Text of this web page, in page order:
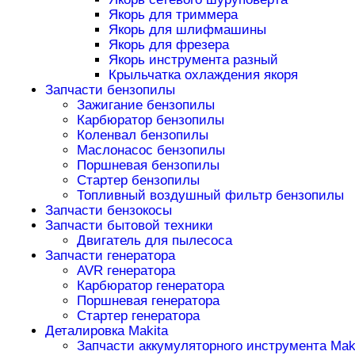
Якорь для триммера
Якорь для шлифмашины
Якорь для фрезера
Якорь инструмента разный
Крыльчатка охлаждения якоря
Запчасти бензопилы
Зажигание бензопилы
Карбюратор бензопилы
Коленвал бензопилы
Маслонасос бензопилы
Поршневая бензопилы
Стартер бензопилы
Топливный воздушный фильтр бензопилы
Запчасти бензокосы
Запчасти бытовой техники
Двигатель для пылесоса
Запчасти генератора
AVR генератора
Карбюратор генератора
Поршневая генератора
Стартер генератора
Деталировка Makita
Запчасти аккумуляторного инструмента